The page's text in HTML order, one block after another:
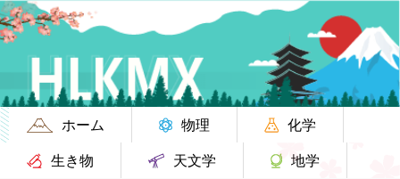
ホーム 物理
化学
生き物
天文学 地学